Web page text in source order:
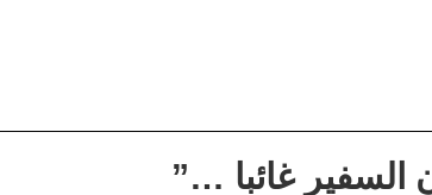
السفير غائبا …”